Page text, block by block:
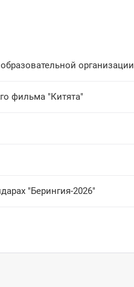
организации
фильма "Китята"
"Берингия-2026"